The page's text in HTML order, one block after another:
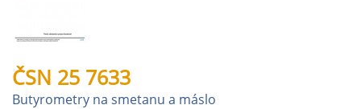
ČSN 25 7633
Butyrometry na smetanu a máslo